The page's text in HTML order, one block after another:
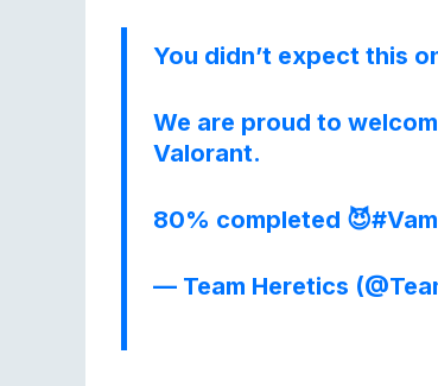
You didn’t expect this
We are proud to
Valorant.
80% completed 😈
— Team Heretics